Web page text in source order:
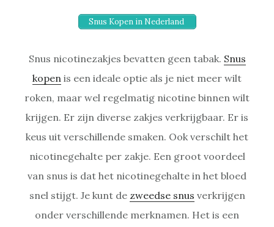
Snus Kopen in Nederland
Snus nicotinezakjes bevatten geen tabak. Snus
kopen is een ideale optie als je niet meer wilt
roken, maar wel regelmatig nicotine binnen wilt
krijgen. Er zijn diverse zakjes verkrijgbaar. Er is
keus uit verschillende smaken. Ook verschilt het
nicotinegehalte per zakje. Een groot voordeel
van snus is dat het nicotinegehalte in het bloed
snel stijgt. Je kunt de zweedse snus verkrijgen
onder verschillende merknamen. Het is een